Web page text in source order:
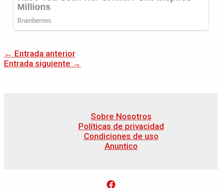
← Entrada anterior
Entrada siguiente →
Sobre Nosotros
Políticas de privacidad
Condiciones de uso
Anuntico